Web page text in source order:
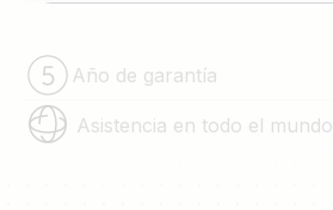
Año de garantía
Asistencia en todo el mundo